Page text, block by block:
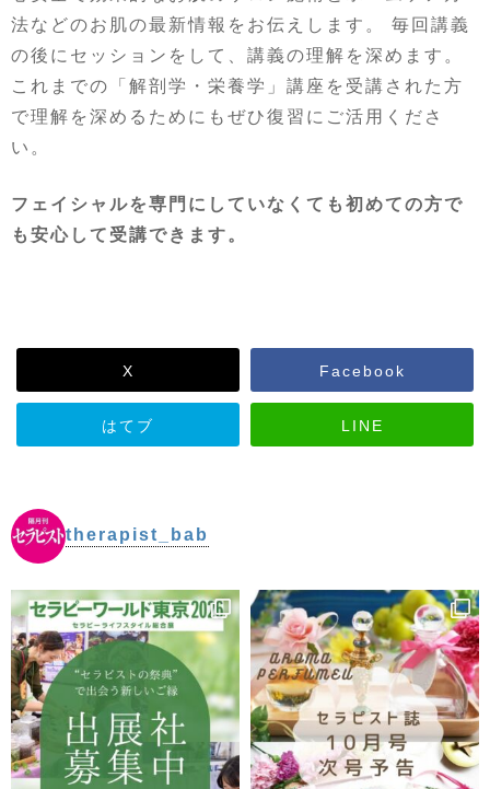
法などのお肌の最新情報をお伝えします。 毎回講義
の後にセッションをして、講義の理解を深めます。
これまでの「解剖学・栄養学」講座を受講された方
で理解を深めるためにもぜひ復習にご活用くださ
い。
フェイシャルを専門にしていなくても初めての方で
も安心して受講できます。
X Facebook
はてブ LINE
therapist_bab